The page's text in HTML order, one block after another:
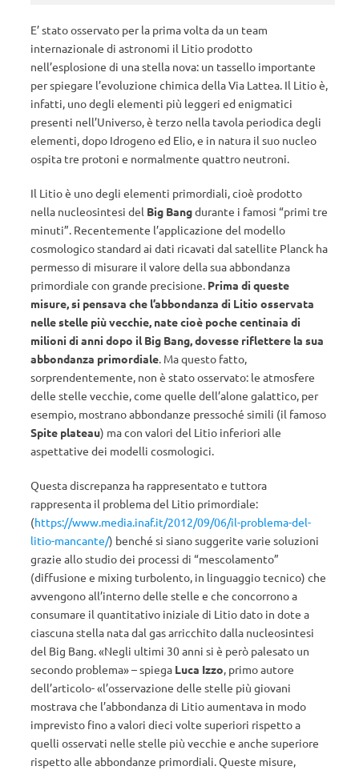
E’ stato osservato per la prima volta da un team
internazionale di astronomi il Litio prodotto
nell’esplosione di una stella nova: un tassello importante
per spiegare l’evoluzione chimica della Via Lattea. Il Litio è,
infatti, uno degli elementi più leggeri ed enigmatici
presenti nell’Universo, è terzo nella tavola periodica degli
elementi, dopo Idrogeno ed Elio, e in natura il suo nucleo
ospita tre protoni e normalmente quattro neutroni.
Il Litio è uno degli elementi primordiali, cioè prodotto
nella nucleosintesi del Big Bangdurante i famosi “primi tre
minuti”. Recentemente l’applicazione del modello
cosmologico standard ai dati ricavati dal satellite Planck ha
permesso di misurare il valore della sua abbondanza
primordiale con grande precisione. Prima di queste
misure, si pensava che l’abbondanza di Litio osservata
nelle stelle più vecchie, nate cioè poche centinaia di
milioni di anni dopo il Big Bang, dovesse riflettere la sua
abbondanza primordiale. Ma questo fatto,
sorprendentemente, non è stato osservato: le atmosfere
delle stelle vecchie, come quelle dell’alone galattico, per
esempio, mostrano abbondanze pressoché simili (il famoso
Spite plateau) ma con valori del Litio inferiori alle
aspettative dei modelli cosmologici.
Questa discrepanza ha rappresentato e tuttora
rappresenta il problema del Litio primordiale:
(https://www.media.inaf.it/2012/09/06/il-problema-del-
litio-mancante/) benché si siano suggerite varie soluzioni
grazie allo studio dei processi di “mescolamento”
(diffusione e mixing turbolento, in linguaggio tecnico) che
avvengono all’interno delle stelle e che concorrono a
consumare il quantitativo iniziale di Litio dato in dote a
ciascuna stella nata dal gas arricchito dalla nucleosintesi
del Big Bang. «Negli ultimi 30 anni si è però palesato un
secondo problema» – spiega Luca Izzo, primo autore
dell’articolo- «l’osservazione delle stelle più giovani
mostrava che l’abbondanza di Litio aumentava in modo
imprevisto fino a valori dieci volte superiori rispetto a
quelli osservati nelle stelle più vecchie e anche superiore
rispetto alle abbondanze primordiali. Queste misure,